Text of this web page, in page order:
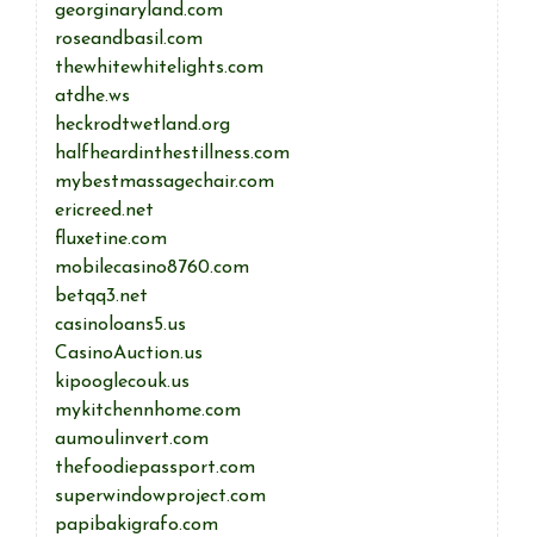
georginaryland.com
roseandbasil.com
thewhitewhitelights.com
atdhe.ws
heckrodtwetland.org
halfheardinthestillness.com
mybestmassagechair.com
ericreed.net
fluxetine.com
mobilecasino8760.com
betqq3.net
casinoloans5.us
CasinoAuction.us
kipooglecouk.us
mykitchennhome.com
aumoulinvert.com
thefoodiepassport.com
superwindowproject.com
papibakigrafo.com